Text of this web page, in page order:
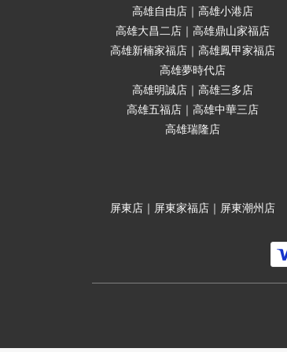
高雄自由店｜高雄小港店
高雄大昌二店｜高雄鼎山家福店
高雄新楠家福店｜高雄鳳甲家福店
高雄夢時代店
高雄明誠店｜高雄三多店
高雄五福店｜高雄中華三店
高雄瑞隆店
屏東店｜屏東家福店｜屏東潮州店